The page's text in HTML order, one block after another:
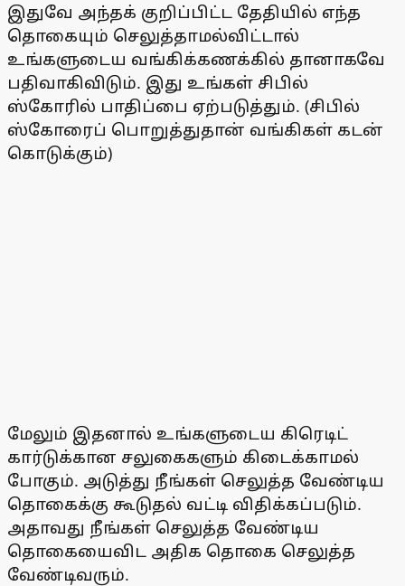
இதுவே அந்தக் குறிப்பிட்ட தேதியில் எந்த
தொகையும் செலுத்தாமல்விட்டால்
உங்களுடைய வங்கிக்கணக்கில் தானாகவே
பதிவாகிவிடும். இது உங்கள் சிபில்
ஸ்கோரில் பாதிப்பை ஏற்படுத்தும். (சிபில்
ஸ்கோரைப் பொறுத்துதான் வங்கிகள் கடன்
கொடுக்கும்)
மேலும் இதனால் உங்களுடைய கிரெடிட்
கார்டுக்கான சலுகைகளும் கிடைக்காமல்
போகும். அடுத்து நீங்கள் செலுத்த வேண்டிய
தொகைக்கு கூடுதல் வட்டி விதிக்கப்படும்.
அதாவது நீங்கள் செலுத்த வேண்டிய
தொகையைவிட அதிக தொகை செலுத்த
வேண்டிவரும்.